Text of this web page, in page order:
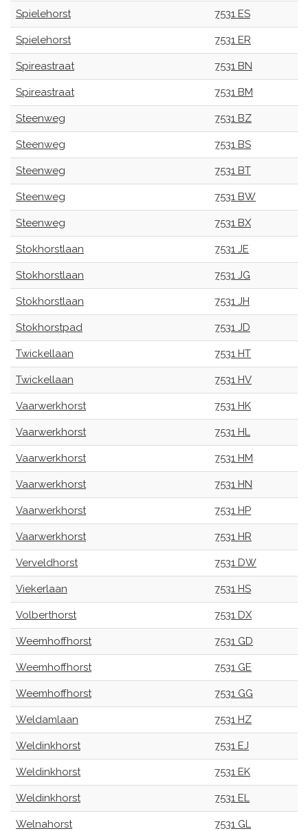
Spielehorst 7531 ES
Spielehorst 7531 ER
Spireastraat 7531 BN
Spireastraat 7531 BM
Steenweg 7531 BZ
Steenweg 7531 BS
Steenweg 7531 BT
Steenweg 7531 BW
Steenweg 7531 BX
Stokhorstlaan 7531 JE
Stokhorstlaan 7531 JG
Stokhorstlaan 7531 JH
Stokhorstpad 7531 JD
Twickellaan 7531 HT
Twickellaan 7531 HV
Vaarwerkhorst 7531 HK
Vaarwerkhorst 7531 HL
Vaarwerkhorst 7531 HM
Vaarwerkhorst 7531 HN
Vaarwerkhorst 7531 HP
Vaarwerkhorst 7531 HR
Verveldhorst 7531 DW
Viekerlaan 7531 HS
Volberthorst 7531 DX
Weemhoffhorst 7531 GD
Weemhoffhorst 7531 GE
Weemhoffhorst 7531 GG
Weldamlaan 7531 HZ
Weldinkhorst 7531 EJ
Weldinkhorst 7531 EK
Weldinkhorst 7531 EL
Welnahorst 7531 GL